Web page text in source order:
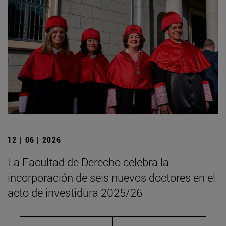
12 | 06 | 2026
La Facultad de Derecho celebra la
incorporación de seis nuevos doctores en el
acto de investidura 2025/26